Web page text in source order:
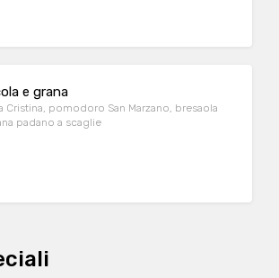
e grana
Cristina, pomodoro San Marzano, bresaola
padano a scaglie